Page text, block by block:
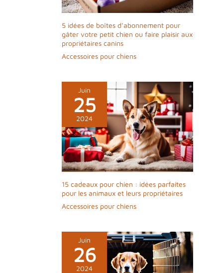
EN LAQUELLE VOUS POUVEZ AVOIR
CONFIANCE】Nous nous consacrons à
proposer le meilleur produit et le meilleur
service à tous nos clients. Si pour une raison
quelconque, vous n'êtes pas satisfait de
notre produit, veuillez nous contacter et nous
vous rembourserons votre commande sans
5 idées de boîtes d’abonnement pour
gâter votre petit chien ou faire plaisir aux
propriétaires canins
Accessoires pour chiens
Juin
25
2024
15 cadeaux pour chien : idées parfaites
pour les animaux et leurs propriétaires
Accessoires pour chiens
Juin
26
2024